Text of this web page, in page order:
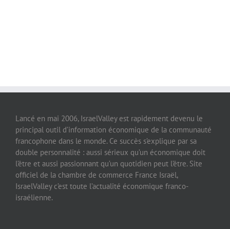
Lancé en mai 2006, IsraelValley est rapidement devenu le
principal outil d’information économique de la communauté
francophone dans le monde. Ce succès s’explique par sa
double personnalité : aussi sérieux qu’un économique doit
l’être et aussi passionnant qu’un quotidien peut l’être. Site
officiel de la chambre de commerce France Israël,
IsraelValley c’est toute l’actualité économique franco-
israélienne.